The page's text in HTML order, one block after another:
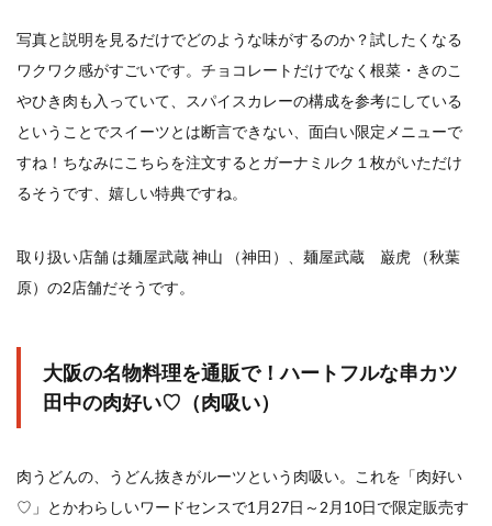
写真と説明を見るだけでどのような味がするのか？試したくなる
ワクワク感がすごいです。チョコレートだけでなく根菜・きのこ
やひき肉も入っていて、スパイスカレーの構成を参考にしている
ということでスイーツとは断言できない、面白い限定メニューで
すね！ちなみにこちらを注文するとガーナミルク１枚がいただけ
るそうです、嬉しい特典ですね。
取り扱い店舗 は麺屋武蔵 神山 （神田）、麺屋武蔵 巌虎 （秋葉
原）の2店舗だそうです。
大阪の名物料理を通販で！ハートフルな串カツ
田中の肉好い♡（肉吸い）
肉うどんの、うどん抜きがルーツという肉吸い。これを「肉好い
♡」とかわらしいワードセンスで1月27日～2月10日で限定販売す